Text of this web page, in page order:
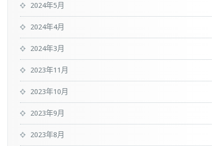
2024年5月
2024年4月
2024年3月
2023年11月
2023年10月
2023年9月
2023年8月